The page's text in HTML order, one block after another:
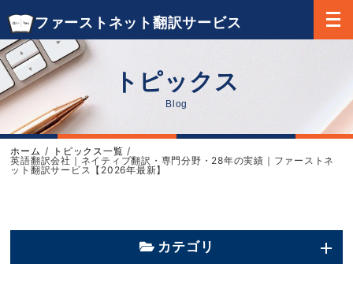
ファーストネット翻訳サービス
トピックス
Blog
ホーム
トピックス一覧
英語翻訳会社｜ネイティブ翻訳・専門分野・28年の実績｜ファーストネ
ット翻訳サービス【2026年最新】
カテゴリ